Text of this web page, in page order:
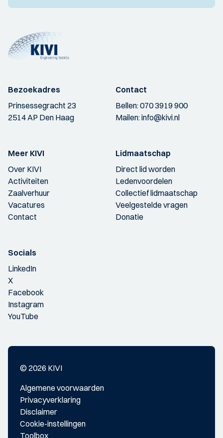
Bezoekadres
Prinsessegracht 23
2514 AP Den Haag
Contact
Bellen:070 3919 900
Mailen:info@kivi.nl
Meer KIVI
Over KIVI
Activiteiten
Zaalverhuur
Vacatures
Contact
Lidmaatschap
Direct lid worden
Ledenvoordelen
Collectief lidmaatschap
Veelgestelde vragen
Donatie
Socials
LinkedIn
X
Facebook
Instagram
YouTube
© 2026 KIVI
Algemene voorwaarden
Privacyverklaring
Disclaimer
Cookie-instellingen
Toolbox